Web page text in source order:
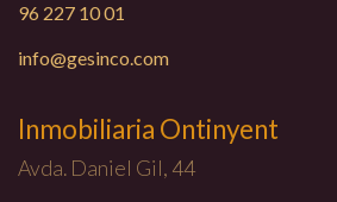
96 227 10 01
info@gesinco.com
Inmobiliaria Ontinyent
Avda. Daniel Gil, 44